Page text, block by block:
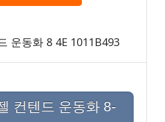
운동화 8 4E 1011B493
컨텐드 운동화 8-